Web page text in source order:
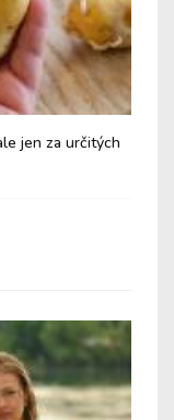
jen za určitých